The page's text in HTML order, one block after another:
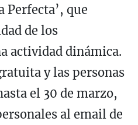
Perfecta’, que
de los
actividad dinámica.
y las personas
el 30 de marzo,
al email de